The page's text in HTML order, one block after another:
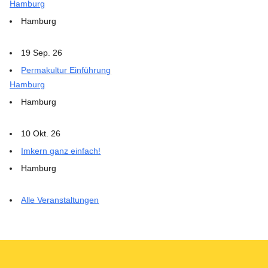
Hamburg
Hamburg
19 Sep. 26
Permakultur Einführung
Hamburg
Hamburg
10 Okt. 26
Imkern ganz einfach!
Hamburg
Alle Veranstaltungen